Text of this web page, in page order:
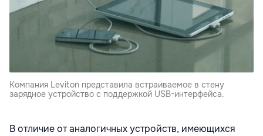
Компания Leviton представила встраиваемое в стену
зарядное устройство с поддержкой USB-интерфейса.
В отличие от аналогичных устройств, имеющихся